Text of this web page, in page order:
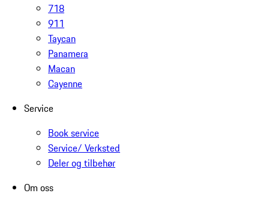
718
911
Taycan
Panamera
Macan
Cayenne
Service
Book service
Service/ Verksted
Deler og tilbehør
Om oss